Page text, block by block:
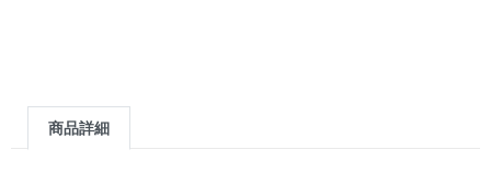
商品詳細